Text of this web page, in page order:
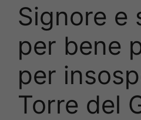
Signore e
per bene
per
Torre del